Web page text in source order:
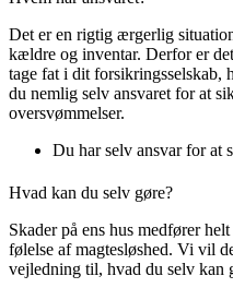
Det er en rigtig ærgerlig
kældre og inventar. Derfor er
tage fat i dit forsikringsselskab,
du nemlig selv ansvaret for at
oversvømmelser.
Du har selv ansvar for at
Hvad kan du selv gøre?
Skader på ens hus medfører
følelse af magtesløshed. Vi vil
vejledning til, hvad du selv kan